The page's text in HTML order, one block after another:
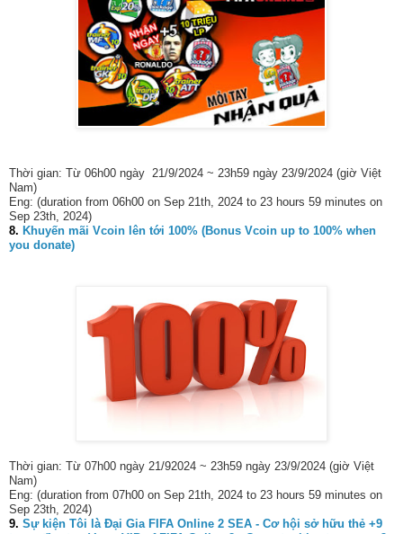
Thời gian: Từ 06h00 ngày 21/9/2024 ~ 23h59 ngày 23/9/2024 (giờ Việt
Nam)
Eng: (duration from 06h00 on Sep 21th, 2024 to 23 hours 59 minutes on
Sep 23th, 2024)
8. Khuyến mãi Vcoin lên tới 100% (Bonus Vcoin up to 100% when
you donate)
Thời gian: Từ 07h00 ngày 21/92024 ~ 23h59 ngày 23/9/2024 (giờ Việt
Nam)
Eng: (duration from 07h00 on Sep 21th, 2024 to 23 hours 59 minutes on
Sep 23th, 2024)
9. Sự kiện Tôi là Đại Gia FIFA Online 2 SEA - Cơ hội sở hữu thẻ +9